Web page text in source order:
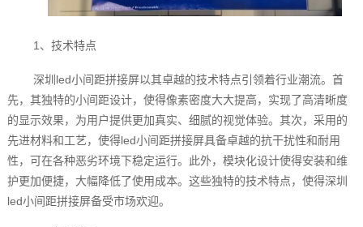
1、技术特点
深圳led小间距拼接屏以其卓越的技术特点引领着行业潮流。首
先，其独特的小间距设计，使得像素密度大大提高，实现了高清晰度
的显示效果，为用户提供更加真实、细腻的视觉体验。其次，采用的
先进材料和工艺，使得led小间距拼接屏具备卓越的抗干扰性和耐用
性，可在各种恶劣环境下稳定运行。此外，模块化设计使得安装和维
护更加便捷，大幅降低了使用成本。这些独特的技术特点，使得深圳
led小间距拼接屏备受市场欢迎。